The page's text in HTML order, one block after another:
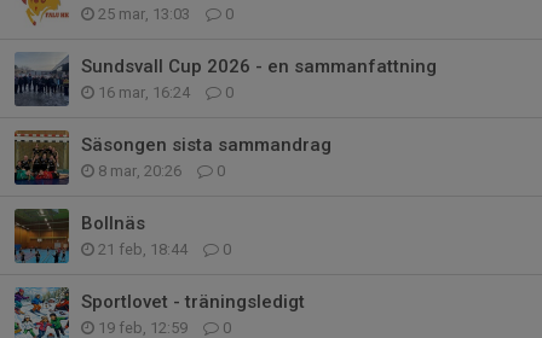
25 mar, 13:03 0
Sundsvall Cup 2026 - en sammanfattning
16 mar, 16:24 0
Säsongen sista sammandrag
8 mar, 20:26 0
Bollnäs
21 feb, 18:44 0
Sportlovet - träningsledigt
19 feb, 12:59 0